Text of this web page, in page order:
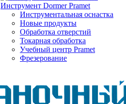
Инструмент Dormer Pramet
Инструментальная оснастка
Новые продукты
Обработка отверстий
Токарная обработка
Учебный центр Pramet
Фрезерование